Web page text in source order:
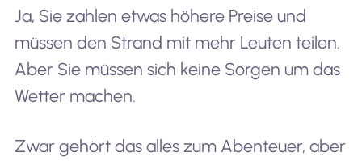
Ja, Sie zahlen etwas höhere Preise und
müssen den Strand mit mehr Leuten teilen.
Aber Sie müssen sich keine Sorgen um das
Wetter machen.
Zwar gehört das alles zum Abenteuer, aber